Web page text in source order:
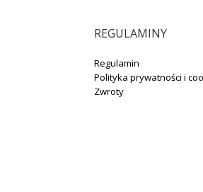
REGULAMINY
Regulamin
Polityka prywatności i
Zwroty